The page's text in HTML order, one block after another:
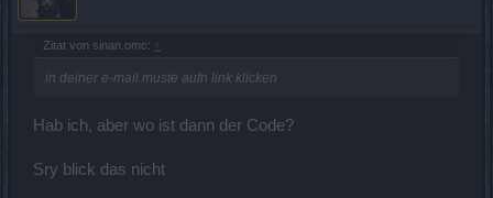
Zitat von sinan.omc: ↑
in deiner e-mail muste aufn link klicken
Hab ich, aber wo ist dann der Code?
Sry blick das nicht